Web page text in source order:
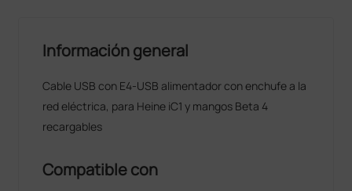
Información general
Cable USB con E4-USB alimentador con enchufe a la
red eléctrica, para Heine iC1 y mangos Beta 4
recargables
Compatible con